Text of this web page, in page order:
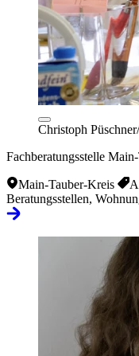
Christoph
Fachberatungsstelle
Main-Tauber-Kreis
Beratungsstellen,